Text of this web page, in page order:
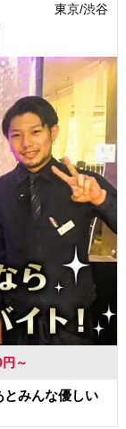
東京/渋谷
り 髪型・髪色自由
～
みんな優しい